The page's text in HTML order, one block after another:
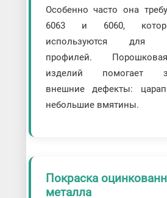
Особенно часто она
6063 и 6060,
используются для
профилей.
изделий помогает
внешние дефекты:
небольшие вмятины.
Покраска
металла